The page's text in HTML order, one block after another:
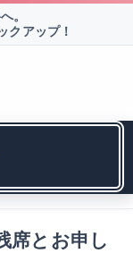
。
クアップ！
席とお申し